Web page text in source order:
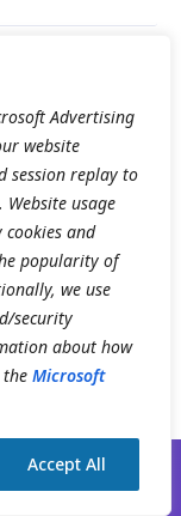
Advertising
website
session replay to
usage
and
popularity of
we use
security
about how
Microsoft
Accept All
+